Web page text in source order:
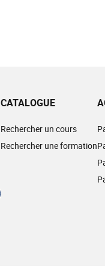
CATALOGUE
Rechercher un cours
Rechercher une formation